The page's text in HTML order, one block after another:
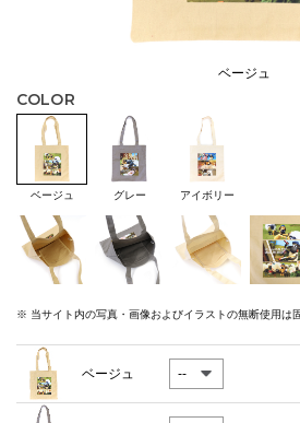
ベージュ
COLOR
ベージュ グレー アイボリー
※ 当サイト内の写真・画像およびイラストの無断使用は
ベージュ